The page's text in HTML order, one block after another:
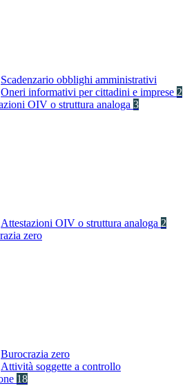
Scadenzario obblighi amministrativi
Oneri informativi per cittadini e imprese 2
OIV o struttura analoga 3
Attestazioni OIV o struttura analoga 2
zero
Burocrazia zero
Attività soggette a controllo
18